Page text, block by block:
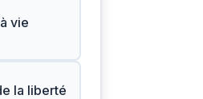
vie
la liberté